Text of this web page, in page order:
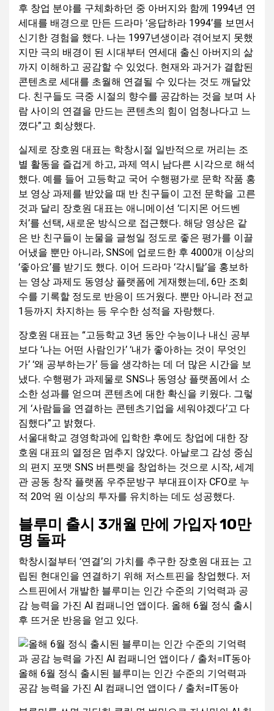
후 창업 분야를 구체화하던 중 아버지와 함께 1994년 연
세대를 배경으로 만든 드라마 ‘응답하라 1994’를 보면서
신기한 경험을 했다. 나는 1997년생이라 겪어보지 못했
지만 극의 배경이 된 시대부터 연세대 출신 아버지의 삶
까지 이해하고 공감할 수 있었다. 현재와 과거가 결합된
콘텐츠로 세대를 초월해 연결될 수 있다는 것도 깨달았
다. 친구들도 극중 시절의 향수를 공감하는 것을 보며 사
람 사이의 연결을 만드는 콘텐츠의 힘이 엄청나다고 느
꼈다”고 회상했다.
실제로 장호원 대표는 학창시절 일반적으로 꺼리는 조
별 활동을 즐겁게 하고, 과제 역시 남다른 시각으로 해석
했다. 예를 들어 고등학교 국어 수행평가로 문학 작품 홍
보 영상 과제를 받았을 때 반 친구들이 고전 문학을 고른
것과 달리 장호원 대표는 애니메이션 ‘디지몬 어드벤
처’를 선택, 새로운 방식으로 접근했다. 해당 영상은 같
은 반 친구들이 눈물을 글썽일 정도로 좋은 평가를 이끌
어냈을 뿐만 아니라, SNS에 업로드한 후 4000개 이상의
‘좋아요’를 받기도 했다. 이어 드라마 ‘각시탈’을 홍보하
는 영상 과제도 동영상 플랫폼에 게재했는데, 6만 조회
수를 기록할 정도로 반응이 뜨거웠다. 뿐만 아니라 전교
1등까지 차지하는 등 우수한 성적을 자랑했다.
장호원 대표는 “고등학교 3년 동안 수능이나 내신 공부
보다 ‘나는 어떤 사람인가’ ‘내가 좋아하는 것이 무엇인
가’ ‘왜 공부하는가’ 등을 생각하는 데 더 많은 시간을 보
냈다. 수행평가 과제물로 SNS나 동영상 플랫폼에서 소
소한 성과를 얻으며 콘텐츠에 대한 확신을 키웠다. 그렇
게 ‘사람들을 연결하는 콘텐츠기업을 세워야겠다’고 다
짐했다”고 밝혔다.
서울대학교 경영학과에 입학한 후에도 창업에 대한 장
호원 대표의 열정은 멈추지 않았다. 아날로그 감성 중심
의 편지 포맷 SNS 버튼렛을 창업하는 것으로 시작, 세계
관 공동 창작 플랫폼 우주문방구 부대표이자 CFO로 누
적 20억 원 이상의 투자를 유치하는 데도 성공했다.
블루미 출시 3개월 만에 가입자 10만
명 돌파
학창시절부터 ‘연결’의 가치를 추구한 장호원 대표는 고
립된 현대인을 연결하기 위해 저스트핀을 창업했다. 저
스트핀에서 개발한 블루미는 인간 수준의 기억력과 공
감 능력을 가진 AI 컴패니언 앱이다. 올해 6월 정식 출시
후 뜨거운 반응을 얻고 있다.
올해 6월 정식 출시된 블루미는 인간 수준의 기억력과
공감 능력을 가진 AI 컴패니언 앱이다 / 출처=IT동아